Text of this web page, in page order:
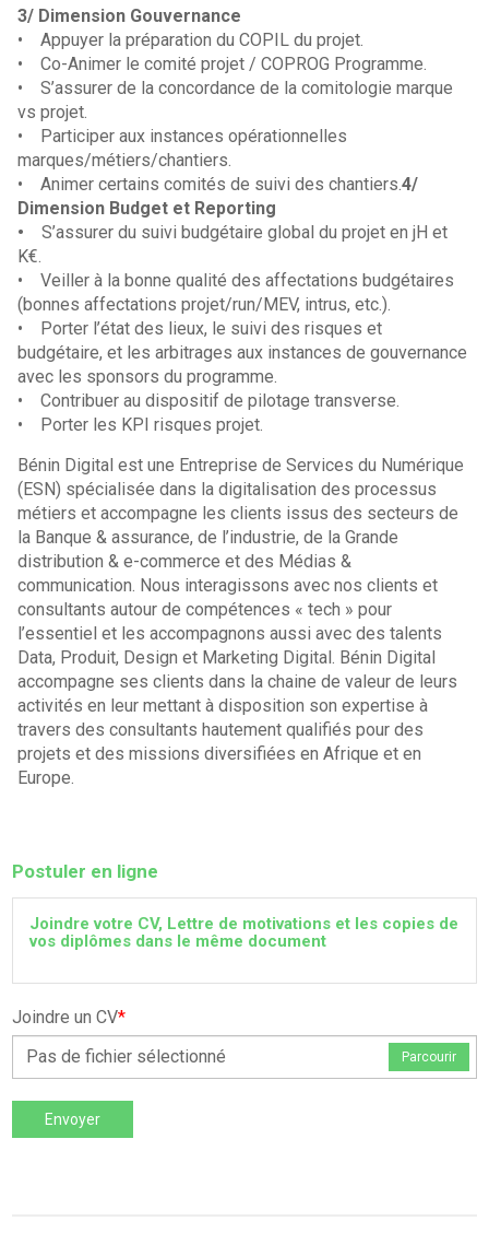
3/ Dimension Gouvernance
• Appuyer la préparation du COPIL du projet.
• Co-Animer le comité projet / COPROG Programme.
• S’assurer de la concordance de la comitologie marque
vs projet.
• Participer aux instances opérationnelles
marques/métiers/chantiers.
• Animer certains comités de suivi des chantiers.4/
Dimension Budget et Reporting
•S’assurer du suivi budgétaire global du projet en jH et
K€.
• Veiller à la bonne qualité des affectations budgétaires
(bonnes affectations projet/run/MEV, intrus, etc.).
• Porter l’état des lieux, le suivi des risques et
budgétaire, et les arbitrages aux instances de gouvernance
avec les sponsors du programme.
• Contribuer au dispositif de pilotage transverse.
• Porter les KPI risques projet.
Bénin Digital est une Entreprise de Services du Numérique
(ESN) spécialisée dans la digitalisation des processus
métiers et accompagne les clients issus des secteurs de
la Banque & assurance, de l’industrie, de la Grande
distribution & e-commerce et des Médias &
communication. Nous interagissons avec nos clients et
consultants autour de compétences « tech » pour
l’essentiel et les accompagnons aussi avec des talents
Data, Produit, Design et Marketing Digital. Bénin Digital
accompagne ses clients dans la chaine de valeur de leurs
activités en leur mettant à disposition son expertise à
travers des consultants hautement qualifiés pour des
projets et des missions diversifiées en Afrique et en
Europe.
Postuler en ligne
Joindre votre CV, Lettre de motivations et les copies de
vos diplômes dans le même document
Joindre un CV*
Pas de fichier sélectionné
Parcourir
Envoyer